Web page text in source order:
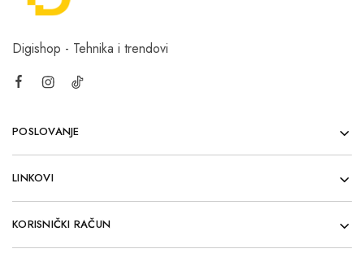
Digishop - Tehnika i trendovi
POSLOVANJE
LINKOVI
KORISNIČKI RAČUN